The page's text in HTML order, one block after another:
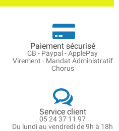
Paiement sécurisé
CB - Paypal - ApplePay
Virement - Mandat Administratif
Chorus
Service client
05 24 37 11 97
Du lundi au vendredi de 9h à 18h